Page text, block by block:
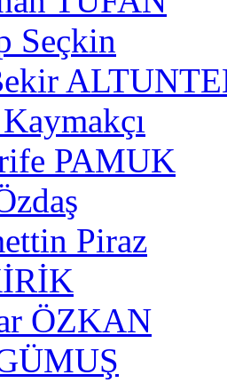
Seçkin
PAMUK
Piraz
ÖZKAN